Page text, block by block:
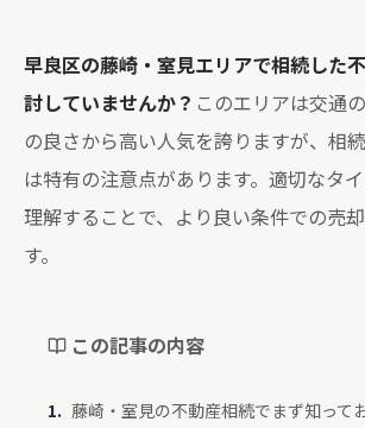
早良区の藤崎・室見エリアで相続した
討していませんか？ このエリアは交通
の良さから高い人気を誇りますが、相
は特有の注意点があります。適切なタ
理解することで、より良い条件での売
す。
この記事の内容
藤崎・室見の不動産相続でまず知って